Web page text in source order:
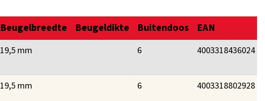
Beugelbreedte Beugeldikte Buitendoos EAN
19,5 mm 6 4003318436024
19,5 mm 6 4003318802928